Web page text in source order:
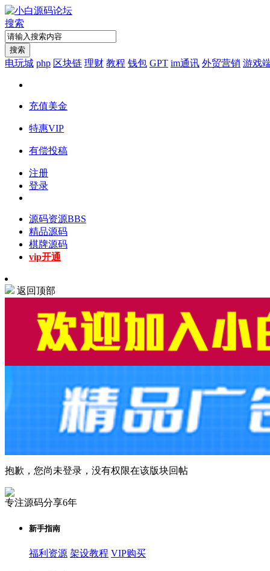
搜索
搜索
电玩城 php 区块链 理财 教程 钱包 GPT im通讯 外贸营销 游戏
充值美金
特惠VIP
有偿投稿
注册
登录
源码资源BBS
精品源码
棋牌源码
vip开通
返回顶部
抱歉，您尚未登录，没有权限在该版块回帖
专注源码分享6年
新手指南
福利资源 架设教程 VIP购买